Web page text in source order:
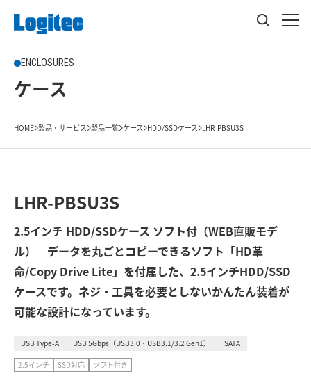
ENCLOSURES
ケース
HOME 製品・サービス 製品一覧 ケース HDD/SSDケース LHR-PBSU3S
LHR-PBSU3S
2.5インチ HDD/SSDケース ソフト付（WEB直販モデ
ル） データを丸ごとコピーできるソフト「HD革
命/Copy Drive Lite」を付属した、2.5インチHDD/SSD
ケースです。ネジ・工具を必要としないかんたん装着が
可能な設計になっています。
USB Type-A USB 5Gbps（USB3.0・USB3.1/3.2 Gen1） SATA
2.5インチ SSD対応 ソフト付き